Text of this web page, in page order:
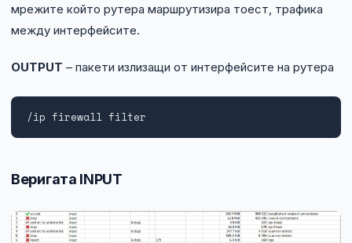
мрежите който рутера маршрутизира тоест, трафика
между интерфейсите.
OUTPUT – пакети излизащи от интерфейсите на рутера
/ip firewall filter
Веригата INPUT